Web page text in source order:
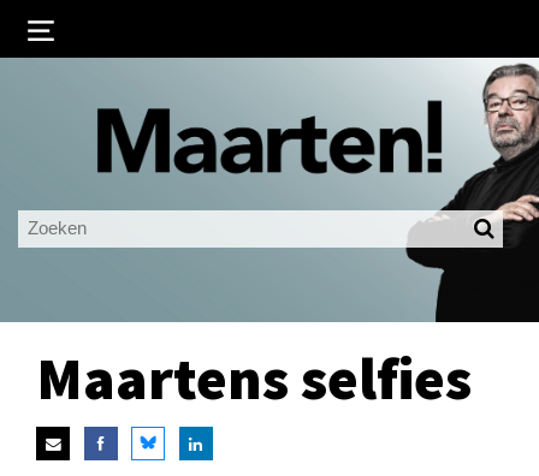
Ingelogd blijven
LOGIN
Maartens selfies